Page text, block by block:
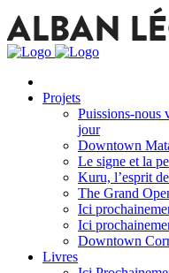
Projets
Puissions-nous
jour
Downtown
Le signe et la
Kuru, l’esprit
The Grand
Ici
Ici
Downtown
Livres